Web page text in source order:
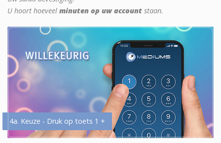
U hoort hoeveel minuten op uw account staan.
4a. Keuze - Druk op toets 1 +